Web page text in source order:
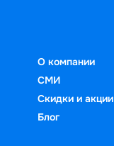
О компании
СМИ
Скидки и акции
Блог